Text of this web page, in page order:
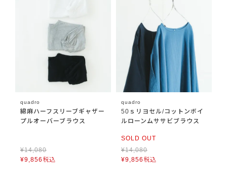
quadro
綿麻ハーフスリーブギャザー
プルオーバーブラウス
¥14,080
¥9,856税込
quadro
50ｓリヨセル/コットンボイ
ルローンムササビブラウス
SOLD OUT
¥14,080
¥9,856税込